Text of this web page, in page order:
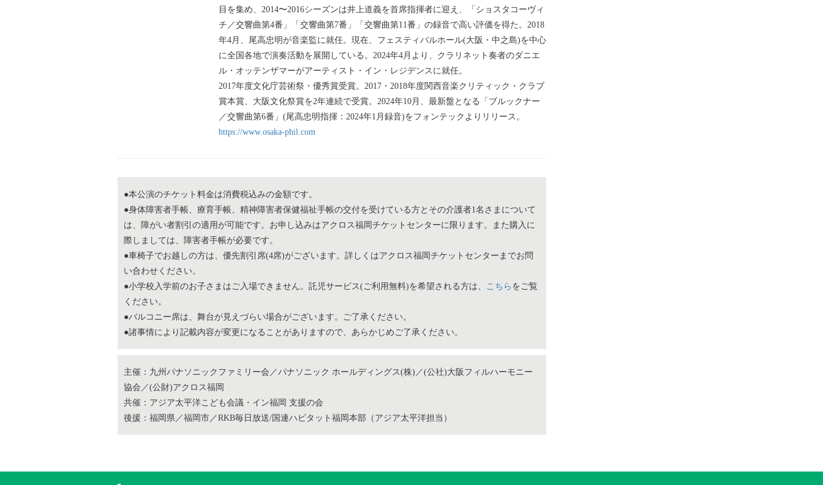
目を集め、2014〜2016シーズンは井上道義を首席指揮者に迎え、「ショスタコーヴィ
チ／交響曲第4番」「交響曲第7番」「交響曲第11番」の録音で高い評価を得た。2018
年4月、尾高忠明が音楽監に就任。現在、フェスティバルホール(大阪・中之島)を中心
に全国各地で演奏活動を展開している。2024年4月より、クラリネット奏者のダニエ
ル・オッテンザマーがアーティスト・イン・レジデンスに就任。
2017年度文化庁芸術祭・優秀賞受賞。2017・2018年度関西音楽クリティック・クラブ
賞本賞、大阪文化祭賞を2年連続で受賞。2024年10月、最新盤となる「ブルックナー
／交響曲第6番」(尾高忠明指揮：2024年1月録音)をフォンテックよりリリース。
https://www.osaka-phil.com
●本公演のチケット料金は消費税込みの金額です。
●身体障害者手帳、療育手帳、精神障害者保健福祉手帳の交付を受けている方とその介護者1名さまについて
は、障がい者割引の適用が可能です。お申し込みはアクロス福岡チケットセンターに限ります。また購入に
際しましては、障害者手帳が必要です。
●車椅子でお越しの方は、優先割引席(4席)がございます。詳しくはアクロス福岡チケットセンターまでお問
い合わせください。
●小学校入学前のお子さまはご入場できません。託児サービス(ご利用無料)を希望される方は、 こちら をご覧
ください。
●バルコニー席は、舞台が見えづらい場合がございます。ご了承ください。
●諸事情により記載内容が変更になることがありますので、あらかじめご了承ください。
主催：九州パナソニックファミリー会／パナソニック ホールディングス(株)／(公社)大阪フィルハーモニー
協会／(公財)アクロス福岡
共催：アジア太平洋こども会議・イン福岡 支援の会
後援：福岡県／福岡市／RKB毎日放送/国連ハビタット福岡本部（アジア太平洋担当）